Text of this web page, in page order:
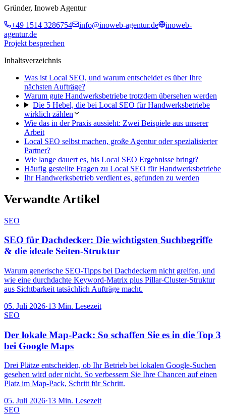
Gründer, Inoweb Agentur
+49 1514 3286754
info@inoweb-agentur.de
inoweb-
agentur.de
Projekt besprechen
Inhaltsverzeichnis
Was ist Local SEO, und warum entscheidet es über Ihre
nächsten Aufträge?
Warum gute Handwerksbetriebe trotzdem übersehen werden
Die 5 Hebel, die bei Local SEO für Handwerksbetriebe
wirklich zählen
Wie das in der Praxis aussieht: Zwei Beispiele aus unserer
Arbeit
Local SEO selbst machen, große Agentur oder spezialisierter
Partner?
Wie lange dauert es, bis Local SEO Ergebnisse bringt?
Häufig gestellte Fragen zu Local SEO für Handwerksbetriebe
Ihr Handwerksbetrieb verdient es, gefunden zu werden
Verwandte Artikel
SEO
SEO für Dachdecker: Die wichtigsten Suchbegriffe
& die ideale Seiten-Struktur
Warum generische SEO-Tipps bei Dachdeckern nicht greifen, und
wie eine durchdachte Keyword-Matrix plus Pillar-Cluster-Struktur
aus Sichtbarkeit tatsächlich Aufträge macht.
05. Juli 2026·13 Min. Lesezeit
SEO
Der lokale Map-Pack: So schaffen Sie es in die Top 3
bei Google Maps
Drei Plätze entscheiden, ob Ihr Betrieb bei lokalen Google-Suchen
gesehen wird oder nicht. So verbessern Sie Ihre Chancen auf einen
Platz im Map-Pack, Schritt für Schritt.
05. Juli 2026·13 Min. Lesezeit
SEO